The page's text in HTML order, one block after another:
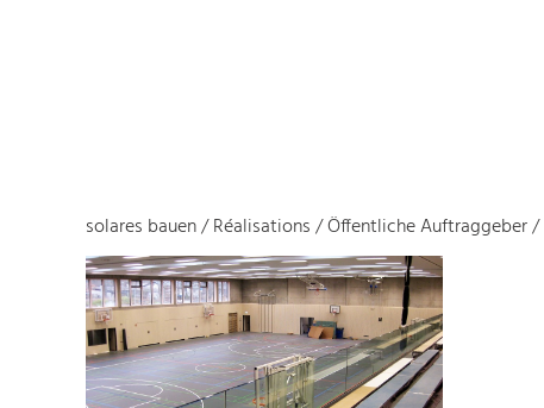
solares bauen/Réalisations/Öffentliche Auftraggeber/